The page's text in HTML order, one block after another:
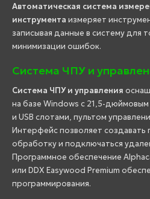
Автоматическая система
инструмента измеряет
записывая данные в систему для
минимизации ошибок.
Система ЧПУ и
Система ЧПУ и управления
на базе Windows с 21,5-
и USB слотами, пультом
Интерфейс позволяет
обработку и подключаться
Программное обеспечение
или DDX Easywood Premium
программирования.